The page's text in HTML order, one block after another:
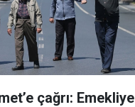
çağrı: Emekliye